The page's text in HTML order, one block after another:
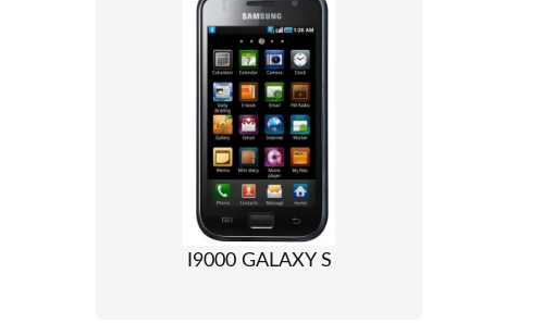
I9000 GALAXY S